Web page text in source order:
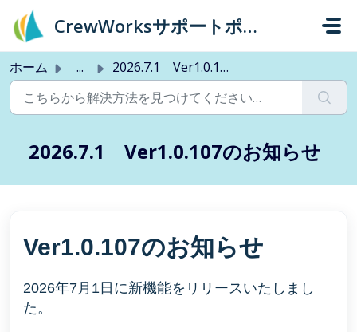
メインコンテンツに移動
CrewWorksサポートポータル
ホーム ... 2026.7.1 Ver1.0.107のお知らせ
2026.7.1 Ver1.0.107のお知らせ
Ver1.0.107のお知らせ
2026年7月1日に新機能をリリースいたしまし
た。